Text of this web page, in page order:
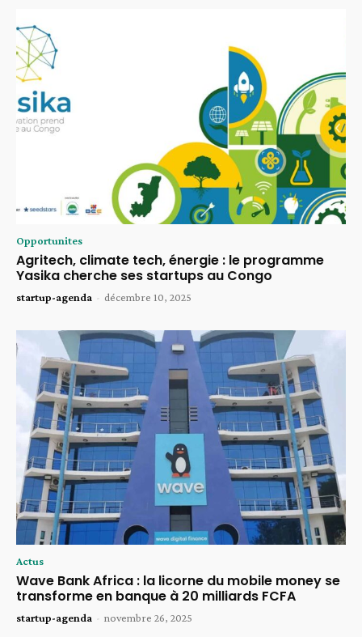
Opportunites
Agritech, climate tech, énergie : le programme
Yasika cherche ses startups au Congo
startup-agenda - décembre 10, 2025
Actus
Wave Bank Africa : la licorne du mobile money se
transforme en banque à 20 milliards FCFA
startup-agenda - novembre 26, 2025